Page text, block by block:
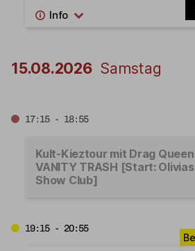
15.08.2026 Samstag
17:15 - 18:55
Kult-Kieztour mit Drag Queen
VANITY TRASH [Start: Olivias
Show Club]
19:15 - 20:55